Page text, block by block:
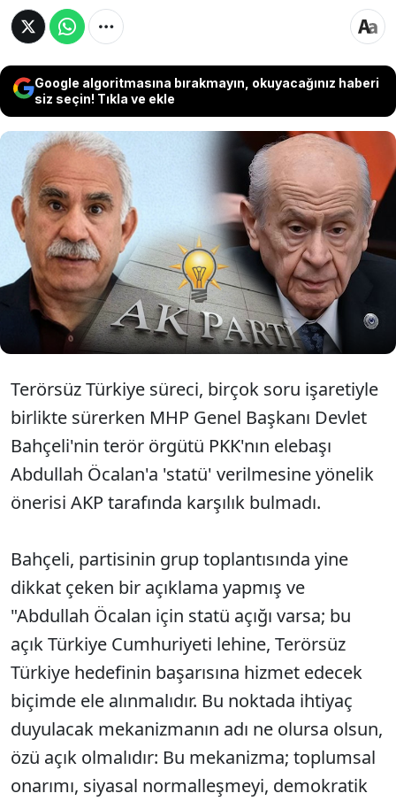
Google algoritmasına bırakmayın, okuyacağınız haberi
siz seçin! Tıkla ve ekle
Bahçeli'nin terör örgütü PKK'nin elebaşı
Abdullah Öcalan için 'statü' önerisine
AKP'den olumsuz yanıt geldiği iddia edildi.
AKP kaynakları, Öcalan'a statü verilmesinin
mümkün olmadığı görüşünde.
Terörsüz Türkiye süreci, birçok soru işaretiyle
birlikte sürerken MHP Genel Başkanı Devlet
Bahçeli'nin terör örgütü PKK'nın elebaşı
Abdullah Öcalan'a 'statü' verilmesine yönelik
önerisi AKP tarafında karşılık bulmadı.
Bahçeli, partisinin grup toplantısında yine
dikkat çeken bir açıklama yapmış ve
"Abdullah Öcalan için statü açığı varsa; bu
açık Türkiye Cumhuriyeti lehine, Terörsüz
Türkiye hedefinin başarısına hizmet edecek
biçimde ele alınmalıdır. Bu noktada ihtiyaç
duyulacak mekanizmanın adı ne olursa olsun,
özü açık olmalıdır: Bu mekanizma; toplumsal
onarımı, siyasal normalleşmeyi, demokratik